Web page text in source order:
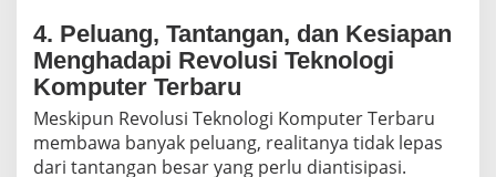
4. Peluang, Tantangan, dan Kesiapan
Menghadapi Revolusi Teknologi
Komputer Terbaru
Meskipun Revolusi Teknologi Komputer Terbaru
membawa banyak peluang, realitanya tidak lepas
dari tantangan besar yang perlu diantisipasi.